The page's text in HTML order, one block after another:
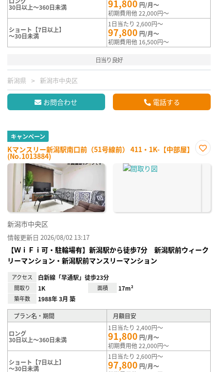
30日以上～360日未満 91,800 円/月～
初期費用他 22,000円～
ショート【7日以上】
～30日未満
1日当たり 2,600円～
97,800 円/月～
初期費用他 16,500円～
日当り良好
新潟県 新潟市中央区
お問合わせ 電話する
キャンペーン
Kマンスリー新潟駅南口前（51号線前） 411・1K-【中部屋】
(No.1013884)
に入
新潟市中央区
情報更新日 2026/08/02 13:17
【ＷｉＦｉ可・駐輪場有】新潟駅から徒歩7分 新潟駅前ウィーク
リーマンション・新潟駅前マンスリーマンション
アクセス 白新線「早通駅」徒歩23分
間取り 1K 面積 17m²
築年数 1988年 3月 築
プラン名・期間 月額目安
ロング
30日以上～360日未満
1日当たり 2,400円～
91,800 円/月～
初期費用他 22,000円～
ショート【7日以上】
～30日未満
1日当たり 2,600円～
97,800 円/月～